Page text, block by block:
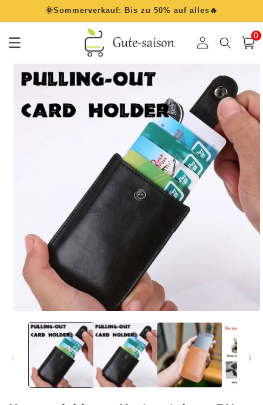
Inhalt
🌞Sommerverkauf: Bis zu 50% auf alles🔥
Einloggen
0